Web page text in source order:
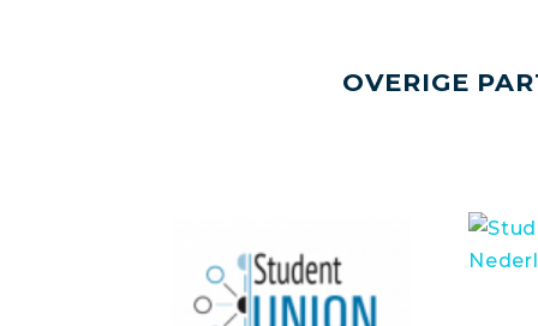
OVERIGE